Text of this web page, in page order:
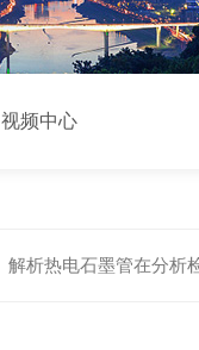
视频中心
解析热电石墨管在分析